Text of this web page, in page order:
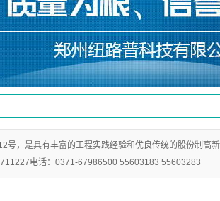
，是具有丰富的工程实践经验和优良传统的股份制高
电话：0371-67986500 55603183 55603283